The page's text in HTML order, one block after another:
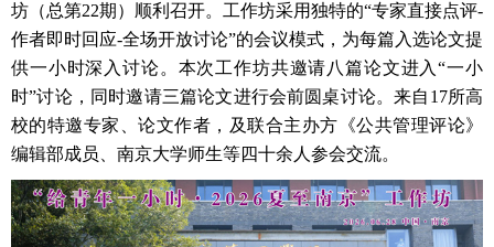
坊（总第22期）顺利召开。工作坊采用独特的“专家直接点评-
作者即时回应-全场开放讨论”的会议模式，为每篇入选论文提
供一小时深入讨论。本次工作坊共邀请八篇论文进入“一小
时”讨论，同时邀请三篇论文进行会前圆桌讨论。来自17所高
校的特邀专家、论文作者，及联合主办方《公共管理评论》
编辑部成员、南京大学师生等四十余人参会交流。